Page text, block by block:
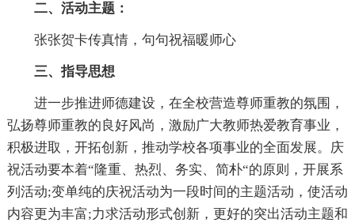
二、活动主题：
张张贺卡传真情，句句祝福暖师心
三、指导思想
进一步推进师德建设，在全校营造尊师重教的氛围，
弘扬尊师重教的良好风尚，激励广大教师热爱教育事业，
积极进取，开拓创新，推动学校各项事业的全面发展。庆
祝活动要本着“隆重、热烈、务实、简朴“的原则，开展系
列活动;变单纯的庆祝活动为一段时间的主题活动，使活动
内容更为丰富;力求活动形式创新，更好的突出活动主题和